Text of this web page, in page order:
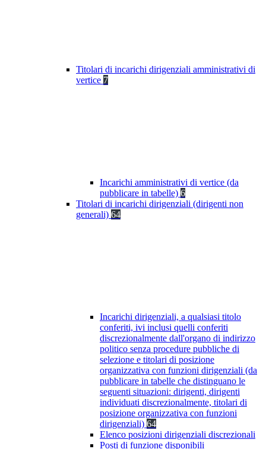
Titolari di incarichi dirigenziali amministrativi di
vertice 7
Incarichi amministrativi di vertice (da
pubblicare in tabelle) 6
Titolari di incarichi dirigenziali (dirigenti non
generali) 64
Incarichi dirigenziali, a qualsiasi titolo
conferiti, ivi inclusi quelli conferiti
discrezionalmente dall'organo di indirizzo
politico senza procedure pubbliche di
selezione e titolari di posizione
organizzativa con funzioni dirigenziali (da
pubblicare in tabelle che distinguano le
seguenti situazioni: dirigenti, dirigenti
individuati discrezionalmente, titolari di
posizione organizzativa con funzioni
dirigenziali) 64
Elenco posizioni dirigenziali discrezionali
Posti di funzione disponibili